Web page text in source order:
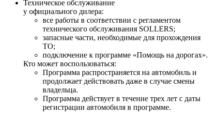
Техническое обслуживание
у официального дилера:
все работы в соответствии с регламентом
технического обслуживания SOLLERS;
запасные части, необходимые для прохождения
ТО;
подключение к программе «Помощь на дорогах».
Кто может воспользоваться:
Программа распространяется на автомобиль и
продолжает действовать даже в случае смены
владельца.
Программа действует в течение трех лет с даты
регистрации автомобиля в программе.